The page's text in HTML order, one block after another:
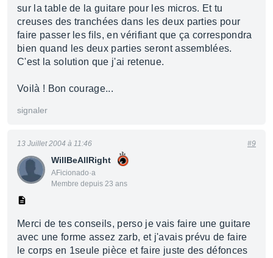
sur la table de la guitare pour les micros. Et tu
creuses des tranchées dans les deux parties pour
faire passer les fils, en vérifiant que ça correspondra
bien quand les deux parties seront assemblées.
C'est la solution que j'ai retenue.
Voilà ! Bon courage...
signaler
WillBeAllRight
AFicionado·a
Membre depuis 23 ans
13 Juillet 2004 à 11:46 #9
Merci de tes conseils, perso je vais faire une guitare
avec une forme assez zarb, et j'avais prévu de faire
le corps en 1seule pièce et faire juste des défonces